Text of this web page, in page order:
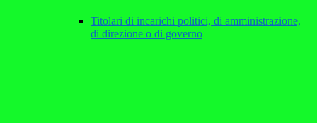
Titolari di incarichi politici, di amministrazione,
di direzione o di governo